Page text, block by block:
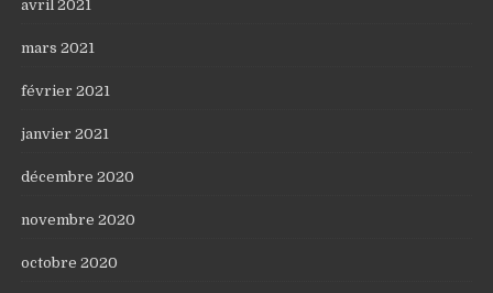
avril 2021
mars 2021
février 2021
janvier 2021
décembre 2020
novembre 2020
octobre 2020